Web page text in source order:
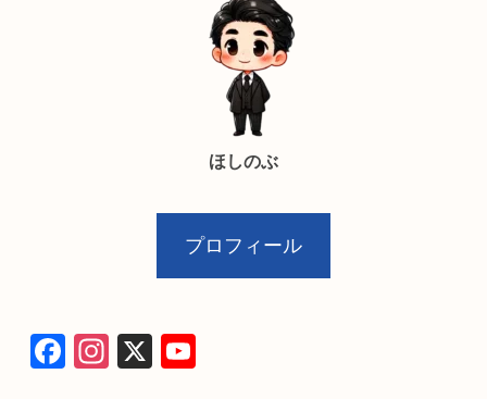
ほしのぶ
プロフィール
F
In X